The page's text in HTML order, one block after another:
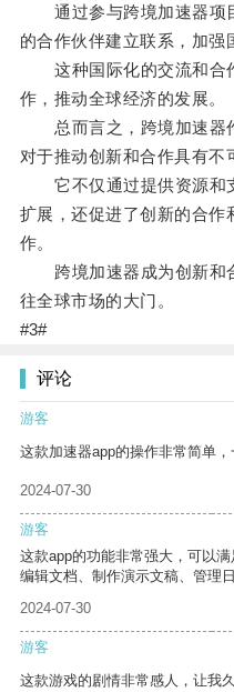
通过参与跨境加速器项
的合作伙伴建立联系，加强
这种国际化的交流和合
作，推动全球经济的发展。
总而言之，跨境加速器
对于推动创新和合作具有不
它不仅通过提供资源和
扩展，还促进了创新的合作
作。
跨境加速器成为创新和
往全球市场的大门。
#3#
评论
游客
这款加速器app的操作非常简单，
2024-07-30
游客
这款app的功能非常强大，可以
编辑文档、制作演示文稿、管理日
2024-07-30
游客
这款游戏的剧情非常感人，让我